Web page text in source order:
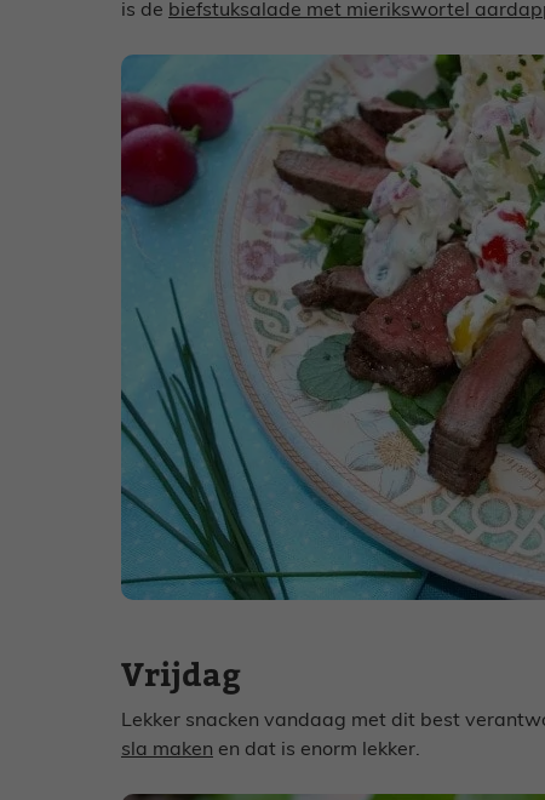
is de biefstuksalade met mierikswortel
Vrijdag
Lekker snacken vandaag met dit best
sla maken en dat is enorm lekker.